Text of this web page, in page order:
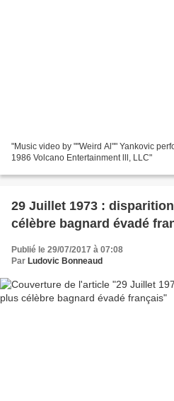
"Music video by ""Weird Al"" Yankovic
1986 Volcano Entertainment lll, LLC"
29 Juillet 1973 :
célèbre bagnard évadé
Publié le 29/07/2017 à 07:08
Par Ludovic Bonneaud